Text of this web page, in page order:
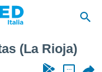
(La Rioja)
...